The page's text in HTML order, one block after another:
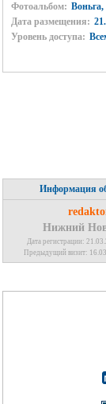
Фотоальбом:
Дата размещения:
Уровень доступа:
Информация
Нижний
Дата регистрации:
Предыдущий визит: